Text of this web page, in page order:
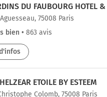
DU FAUBOURG HOTEL
75008 Paris
bien • 863 avis
ETOILE BY ESTEEM
Colomb, 75008 Paris